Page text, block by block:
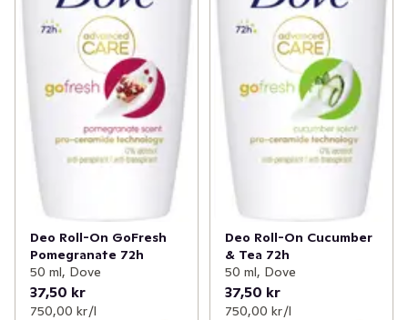
Deo Roll-On GoFresh
Pomegranate 72h
50 ml, Dove
37,50 kr
750,00 kr /l
Deo Roll-On Cucumber
& Tea 72h
50 ml, Dove
37,50 kr
750,00 kr /l